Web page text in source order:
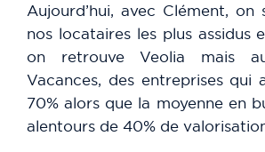
Aujourd’hui, avec Clément,
nos locataires les plus assidus
on retrouve Veolia mais
Vacances, des entreprises qui
70% alors que la moyenne en
alentours de 40% de